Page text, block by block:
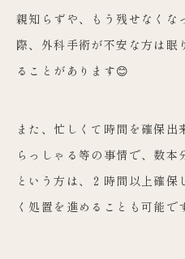
親知らずや、もう残せなくな
際、外科手術が不安な方は眠
ることがあります😊
また、忙しくて時間を確保出
らっしゃる等の事情で、数本
という方は、２時間以上確
く処置を進めることも可能で